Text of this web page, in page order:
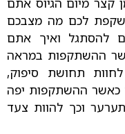
לכם מה מצבכם
להסתגל ואיך אתם
ההשתקפות במראה
תחושת סיפוק,
כאשר ההשתקפות יפה
וכך להוות צעד